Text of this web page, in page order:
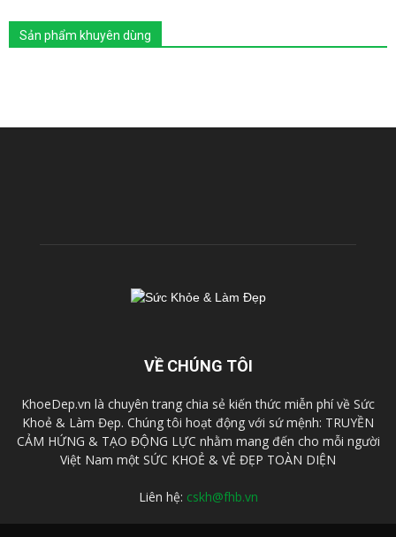
Sản phẩm khuyên dùng
VỀ CHÚNG TÔI
KhoeDep.vn là chuyên trang chia sẻ kiến thức miễn phí về Sức
Khoẻ & Làm Đẹp. Chúng tôi hoạt động với sứ mệnh: TRUYỀN
CẢM HỨNG & TẠO ĐỘNG LỰC nhằm mang đến cho mỗi người
Việt Nam một SỨC KHOẺ & VẺ ĐẸP TOÀN DIỆN
Liên hệ: cskh@fhb.vn